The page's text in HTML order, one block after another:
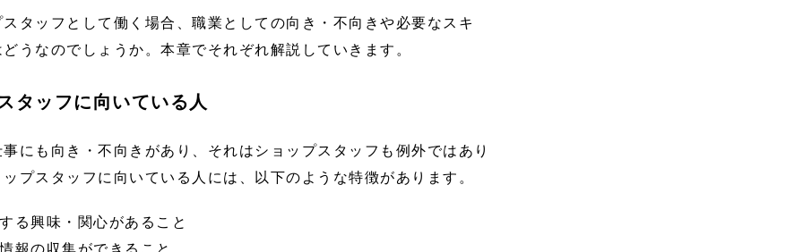
タッフとして働く場合、職業としての向き・不向きや必要なスキ
うなのでしょうか。本章でそれぞれ解説していきます。
タッフに向いている人
にも向き・不向きがあり、それはショップスタッフも例外ではあり
プスタッフに向いている人には、以下のような特徴があります。
る興味・関心があること
報の収集ができること